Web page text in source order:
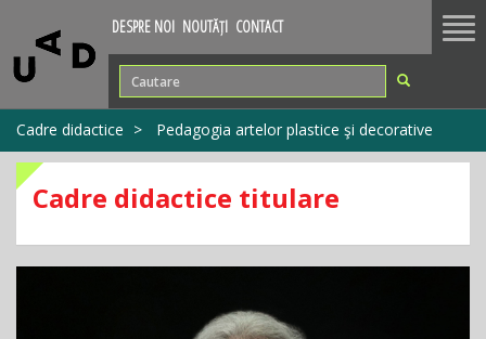
DESPRE NOI NOUTĂȚI CONTACT
Cadre didactice Pedagogia artelor plastice şi decorative
Cadre didactice titulare